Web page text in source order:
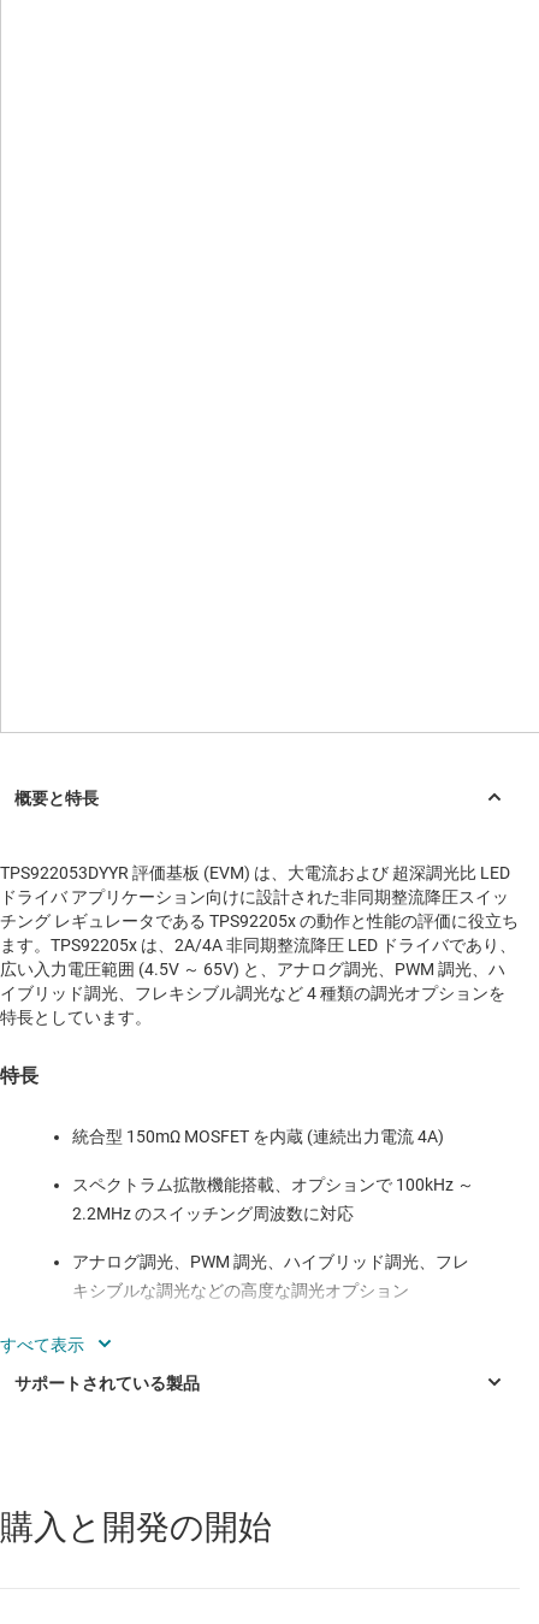
TPS922053DYYR 評価基板 (EVM) は、大電流および 超深調光比 LED
ドライバ アプリケーション向けに設計された非同期整流降圧スイッ
チング レギュレータである TPS92205x の動作と性能の評価に役立ち
ます。TPS92205x は、2A/4A 非同期整流降圧 LED ドライバであり、
広い入力電圧範囲 (4.5V ～ 65V) と、アナログ調光、PWM 調光、ハ
イブリッド調光、フレキシブル調光など 4 種類の調光オプションを
特長としています。
特長
統合型 150mΩ MOSFET を内蔵 (連続出力電流 4A)
スペクトラム拡散機能搭載、オプションで 100kHz ～
2.2MHz のスイッチング周波数に対応
アナログ調光、PWM 調光、ハイブリッド調光、フレ
キシブルな調光などの高度な調光オプション
最小 200ns のパルス幅と高い調光比を実現する誘導性
TPS922052—誘導性、高速調光機能搭載、65V、2A 降圧 LED ドラ
イバ
購入と開発の開始